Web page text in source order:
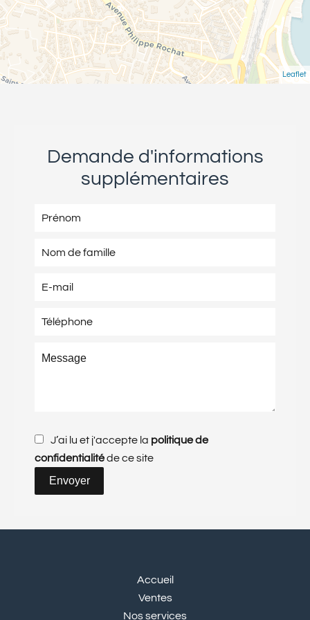
Leaflet
Demande d'informations
supplémentaires
J’ai lu et j'accepte la politique de
confidentialitéde ce site
Envoyer
Accueil
Ventes
Nos services